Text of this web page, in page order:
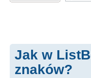
Jak w
znaków?